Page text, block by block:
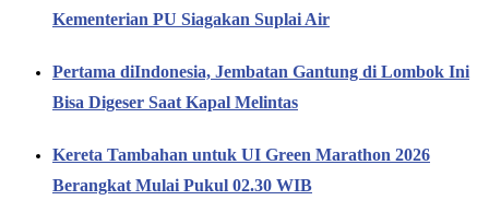
Kementerian PU Siagakan Suplai Air
Pertama diIndonesia, Jembatan Gantung di Lombok Ini
Bisa Digeser Saat Kapal Melintas
Kereta Tambahan untuk UI Green Marathon 2026
Berangkat Mulai Pukul 02.30 WIB